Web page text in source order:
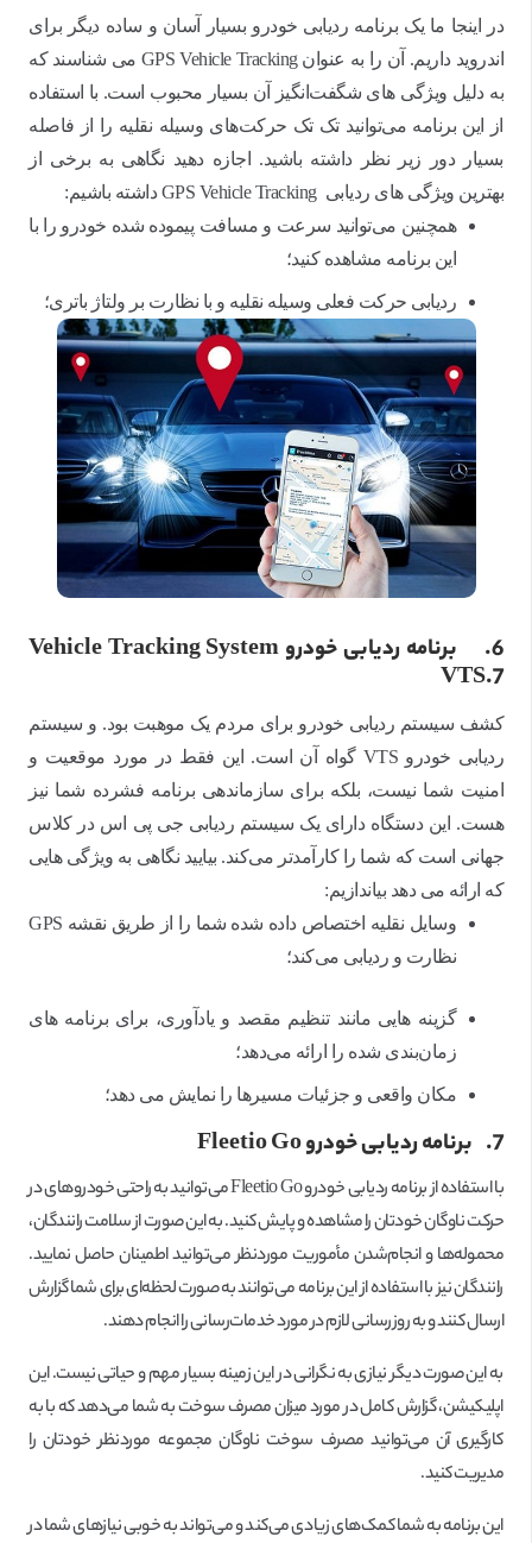
در اینجا ما یک برنامه ردیابی خودرو بسیار آسان و ساده دیگر برای
اندروید داریم. آن را به عنوان GPS Vehicle Tracking می شناسند که
به دلیل ویژگی های شگفت‌انگیز آن بسیار محبوب است. با استفاده
از این برنامه می‌توانید تک تک حرکت‌های وسیله نقلیه را از فاصله
بسیار دور زیر نظر داشته باشید. اجازه دهید نگاهی به برخی از
بهترین ویژگی های ردیابی GPS Vehicle Tracking داشته باشیم:
همچنین می‌توانید سرعت و مسافت پیموده شده خودرو را با
این برنامه مشاهده کنید؛
ردیابی حرکت فعلی وسیله نقلیه و با نظارت بر ولتاژ باتری؛
6.
برنامه ردیابی خودرو Vehicle Tracking System
VTS.7
کشف سیستم ردیابی خودرو برای مردم یک موهبت بود. و سیستم
ردیابی خودرو VTS گواه آن است. این فقط در مورد موقعیت و
امنیت شما نیست، بلکه برای سازماندهی برنامه فشرده شما نیز
هست. این دستگاه دارای یک سیستم ردیابی جی پی اس در کلاس
جهانی است که شما را کارآمدتر می‌کند. بیایید نگاهی به ویژگی هایی
که ارائه می دهد بیاندازیم:
وسایل نقلیه اختصاص داده شده شما را از طریق نقشه GPS
نظارت و ردیابی می‌کند؛
گزینه هایی مانند تنظیم مقصد و یادآوری، برای برنامه های
زمان‌بندی شده را ارائه می‌دهد؛
مکان واقعی و جزئیات مسیرها را نمایش می دهد؛
7. برنامه ردیابی خودروFleetio Go
با استفاده از برنامه ردیابی خودرو Fleetio Go می‌توانید به راحتی خودروهای در
حرکت ناوگان خودتان را مشاهده و پایش کنید. به این صورت از سلامت رانندگان،
محموله‌ها و انجام‌شدن مأموریت موردنظر می‌توانید اطمینان حاصل نمایید.
رانندگان نیز با استفاده از این برنامه می‌توانند به صورت لحظه‌ای برای شما گزارش
ارسال کنند و به روز‌رسانی لازم در مورد خدمات‌رسانی را انجام دهند.
به این صورت دیگر نیازی به نگرانی در این زمینه بسیار مهم و حیاتی نیست. این
اپلیکیشن، گزارش کامل در مورد میزان مصرف سوخت به شما می‌دهد که با به
کارگیری آن می‌توانید مصرف سوخت ناوگان مجموعه موردنظر خودتان را
مدیریت کنید.
این برنامه به شما کمک‌های زیادی می‌کند و می‌تواند به خوبی نیازهای شما در